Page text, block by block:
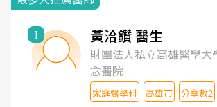
1 黃洽鑽 醫生
財團法人私立高雄醫學大
念醫院
家庭醫學科 高雄市 分享數2